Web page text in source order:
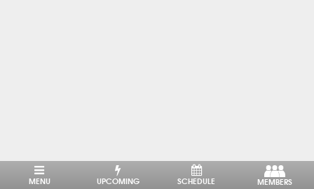
MENU UPCOMING SCHEDULE MEMBERS